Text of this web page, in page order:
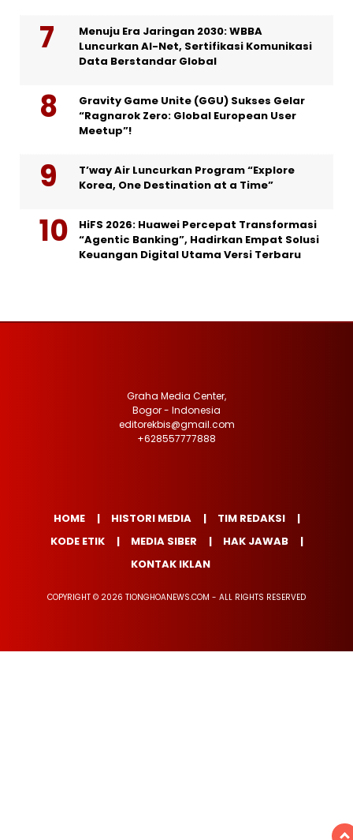
Menuju Era Jaringan 2030: WBBA
Luncurkan AI-Net, Sertifikasi Komunikasi
Data Berstandar Global
Gravity Game Unite (GGU) Sukses Gelar
“Ragnarok Zero: Global European User
Meetup”!
T’way Air Luncurkan Program “Explore
Korea, One Destination at a Time”
HiFS 2026: Huawei Percepat Transformasi
“Agentic Banking”, Hadirkan Empat Solusi
Keuangan Digital Utama Versi Terbaru
Graha Media Center,
Bogor - Indonesia
editorekbis@gmail.com
+628557777888
HOME HISTORI MEDIA
TIM REDAKSI
KODE ETIK
MEDIA SIBER
HAK JAWAB
KONTAK IKLAN
COPYRIGHT © 2026 TIONGHOANEWS.COM - ALL RIGHTS RESERVED